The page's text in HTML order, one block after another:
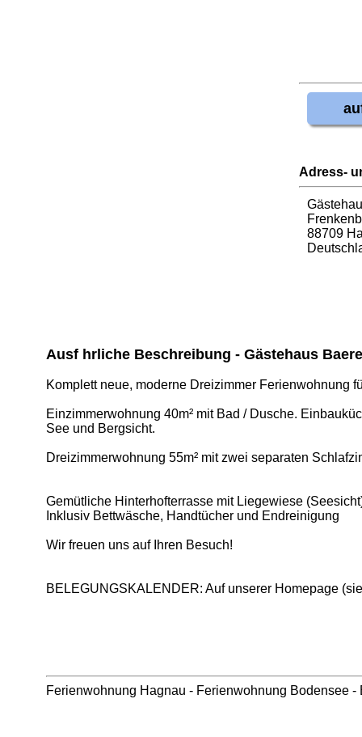
Adress-
88709
Ausf hrliche Beschreibung - Gästehaus
Komplett neue, moderne Dreizimmer Ferienwohnung
Einzimmerwohnung 40m² mit Bad / Dusche.
See und Bergsicht.
Dreizimmerwohnung 55m² mit zwei separaten
Gemütliche Hinterhofterrasse mit Liegewiese
Inklusiv Bettwäsche, Handtücher und Endreinigung
Wir freuen uns auf Ihren Besuch!
BELEGUNGSKALENDER: Auf unserer Homepage
Ferienwohnung Hagnau - Ferienwohnung Bodensee -